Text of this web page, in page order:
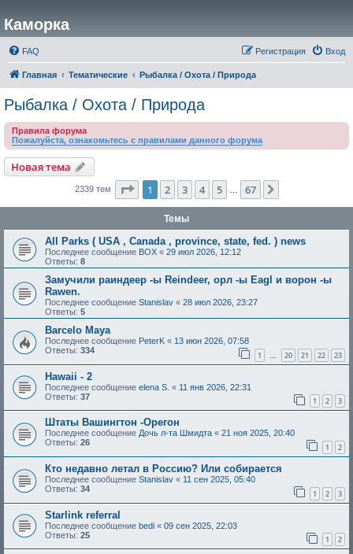
Каморка
FAQ Вход
Регистрация
Главная Тематические Рыбалка / Охота / Природа
Рыбалка / Охота / Природа
Правила форума
Пожалуйста, ознакомьтесь с правилами данного форума
Новая тема
2339 тем Страница из 67
1 2 3 4 5 67
Темы
All Parks ( USA , Canada , province, state, fed. ) news
Последнее сообщение BOX « 29 июл 2026, 12:12
Ответы: 8
Замучили раиндеер -ы Reindeer, орл -ы Eagl и ворон -ы
Rawen.
Последнее сообщение Stanislav « 28 июл 2026, 23:27
Ответы: 5
Barcelo Maya
Последнее сообщение PeterK « 13 июн 2026, 07:58
Ответы: 334 1 … 20 21 22 23
Hawaii - 2
Последнее сообщение elena S. « 11 янв 2026, 22:31
Ответы: 37 1 2 3
Штаты Вашингтон -Орегон
Последнее сообщение Дочь л-та Шмидта « 21 ноя 2025, 20:40
Ответы: 26 1 2
Кто недавно летал в Россию? Или собирается
Последнее сообщение Stanislav « 11 сен 2025, 05:40
Ответы: 34 1 2 3
Starlink referral
Последнее сообщение bedi « 09 сен 2025, 22:03
Ответы: 25 1 2